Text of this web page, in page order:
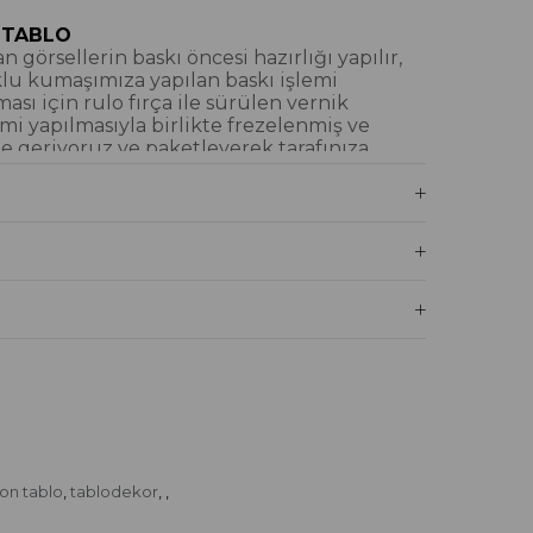
baskı öncesi hazırlığı yapılır,
kumaşımıza yapılan baskı işlemi
için rulo fırça ile sürülen vernik
yapılmasıyla birlikte frezelenmiş ve
ve paketleyerek tarafınıza
/ sim işlemeleri kısmi bölgelere
mürekkeplerle yüksek DPI baskı
tablo, tablodekor, ,